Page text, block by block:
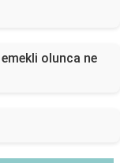
olunca ne